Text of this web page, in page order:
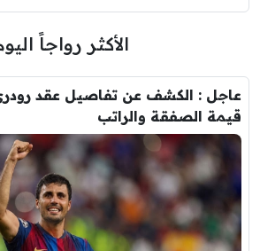
الأكثر رواجاً
عاجل : الكشف عن تفاصيل عقد
قيمة الصفقة والراتب